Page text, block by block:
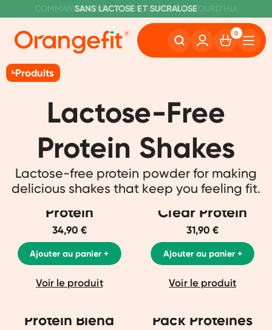
SANS LACTOSE ET SUCRALOSE
COMMANDE AVANT 22H00, EXPÉDIÉ AUJOURD'HUI
LIVRAISON GRATUITE À PARTIR DE 60€
0
Produits
Lactose-Free
Protein Shakes
Lactose-free protein powder for making
delicious shakes that keep you feeling fit.
Protein
34,90 €
Ajouter au panier +
Voir le produit
Clear Protein
31,90 €
Ajouter au panier +
Voir le produit
Protein Blend Pack Protéines